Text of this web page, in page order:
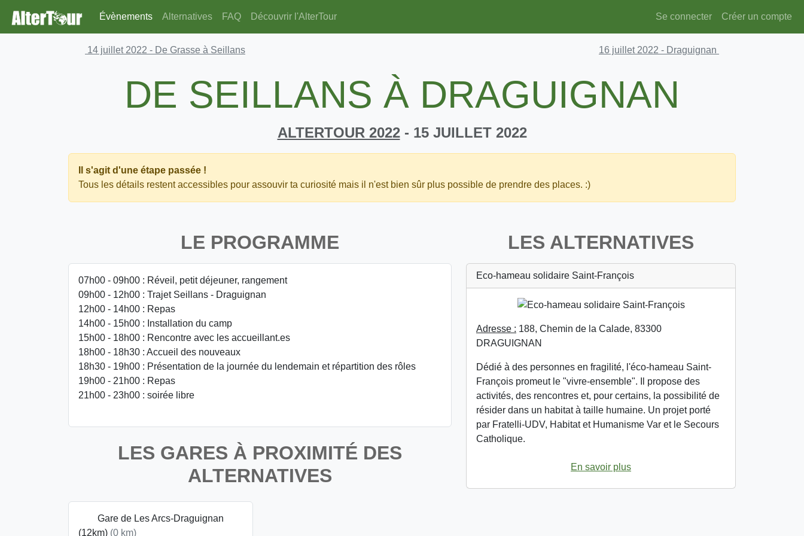
Évènements Alternatives FAQ Découvrir l'AlterTour Se connecter Créer un compte
14 juillet 2022 - De Grasse à Seillans 16 juillet 2022 - Draguignan
DE SEILLANS À DRAGUIGNAN
ALTERTOUR 2022- 15 JUILLET 2022
Il s'agit d'une étape passée !
Tous les détails restent accessibles pour assouvir ta curiosité mais il n'est bien sûr plus possible de prendre des places. :)
LE PROGRAMME
07h00 - 09h00 : Réveil, petit déjeuner, rangement
09h00 - 12h00 : Trajet Seillans - Draguignan
12h00 - 14h00 : Repas
14h00 - 15h00 : Installation du camp
15h00 - 18h00 : Rencontre avec les accueillant.es
18h00 - 18h30 : Accueil des nouveaux
18h30 - 19h00 : Présentation de la journée du lendemain et répartition des rôles
19h00 - 21h00 : Repas
21h00 - 23h00 : soirée libre
LES GARES À PROXIMITÉ DES
ALTERNATIVES
Gare de Les Arcs-Draguignan
(12km) (0 km)
LES ALTERNATIVES
Eco-hameau solidaire Saint-François
Adresse : 188, Chemin de la Calade, 83300
DRAGUIGNAN
Dédié à des personnes en fragilité, l'éco-hameau Saint-
François promeut le "vivre-ensemble". Il propose des
activités, des rencontres et, pour certains, la possibilité de
résider dans un habitat à taille humaine. Un projet porté
par Fratelli-UDV, Habitat et Humanisme Var et le Secours
Catholique.
En savoir plus